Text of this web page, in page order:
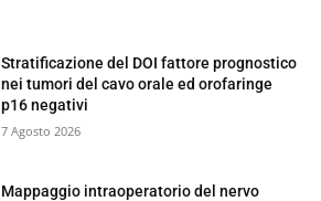
Stratificazione del DOI fattore prognostico
nei tumori del cavo orale ed orofaringe
p16 negativi
7 Agosto 2026
Mappaggio intraoperatorio del nervo